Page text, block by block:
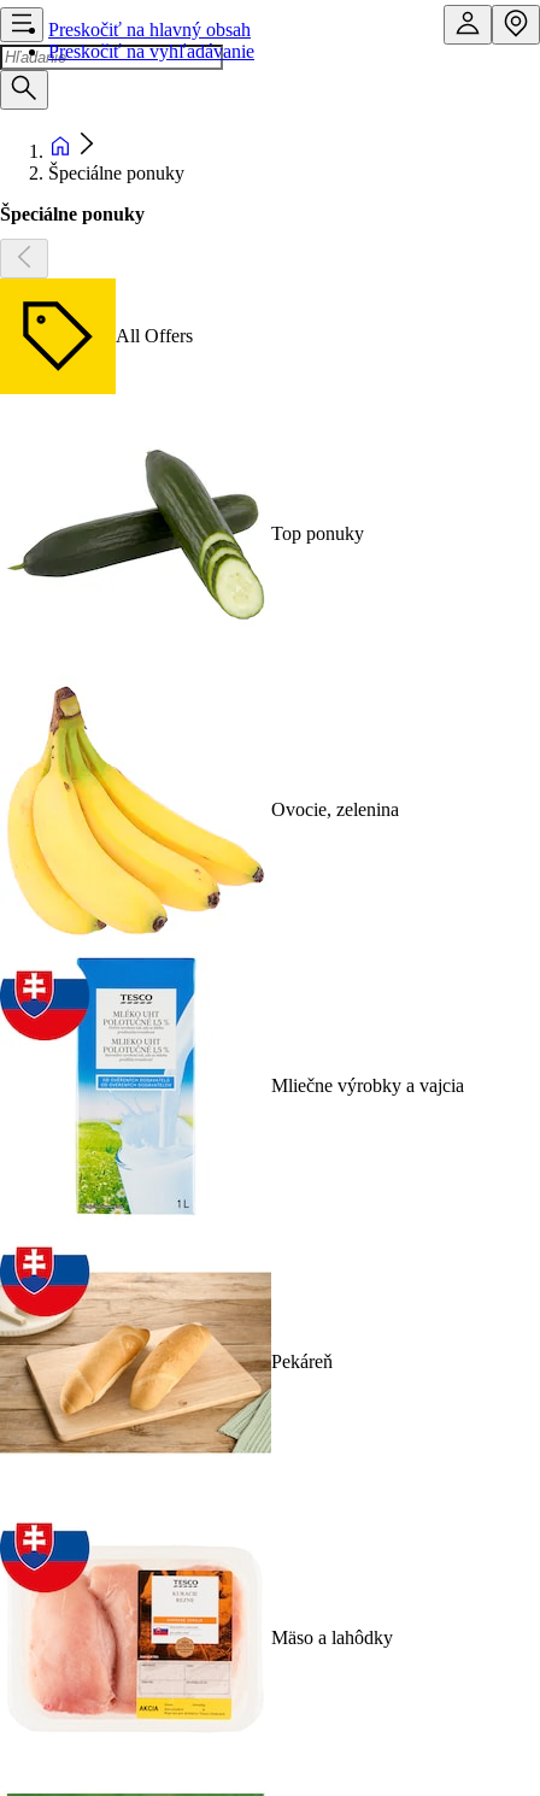
Preskočiť na hlavný obsah
Preskočiť na vyhľadávanie
Špeciálne ponuky
Špeciálne ponuky
All Offers
Top ponuky
Ovocie, zelenina
Mliečne výrobky a vajcia
Pekáreň
Mäso a lahôdky